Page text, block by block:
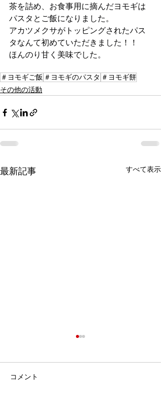
茶を詰め、お食事用に摘んだヨモギは
パスタとご飯になりました。
アカツメクサがトッピングされたパス
タなんて初めていただきました！！
ほんのり甘く美味でした。
＃ヨモギご飯 ＃ヨモギのパスタ ＃ヨモギ餅
その他の活動
最新記事 すべて表示
コメント